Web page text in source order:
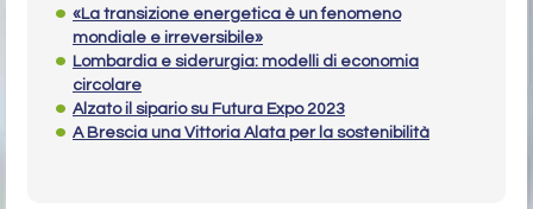
«La transizione energetica è un fenomeno
mondiale e irreversibile»
Lombardia e siderurgia: modelli di economia
circolare
Alzato il sipario su Futura Expo 2023
A Brescia una Vittoria Alata per la sostenibilità